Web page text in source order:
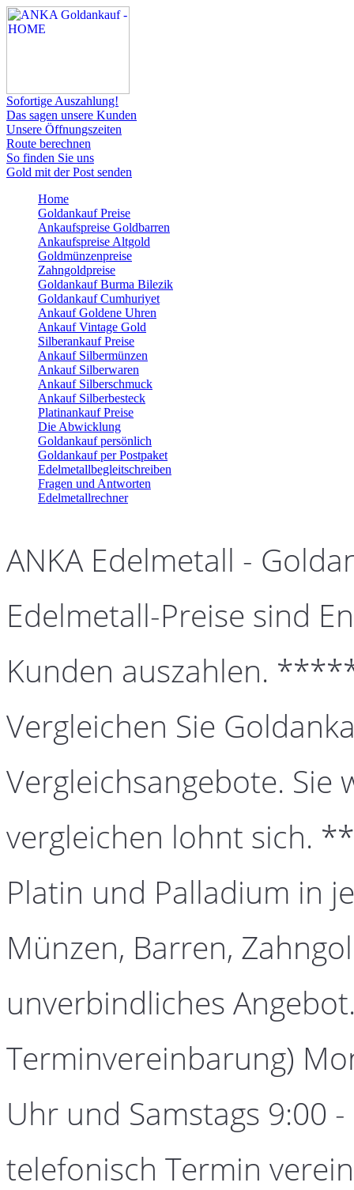
Sofortige Auszahlung!
Das sagen unsere Kunden
Unsere Öffnungszeiten
Route berechnen
So finden Sie uns
Gold mit der Post senden
Home
Goldankauf Preise
Ankaufspreise Goldbarren
Ankaufspreise Altgold
Goldmünzenpreise
Zahngoldpreise
Goldankauf Burma Bilezik
Goldankauf Cumhuriyet
Ankauf Goldene Uhren
Ankauf Vintage Gold
Silberankauf Preise
Ankauf Silbermünzen
Ankauf Silberwaren
Ankauf Silberschmuck
Ankauf Silberbesteck
Platinankauf Preise
Die Abwicklung
Goldankauf persönlich
Goldankauf per Postpaket
Edelmetallbegleitschreiben
Fragen und Antworten
Edelmetallrechner
ANKA Edelmetall -
Edelmetall-Preise sind
Kunden auszahlen.
Vergleichen Sie
Vergleichsangebote. Sie
vergleichen lohnt sich.
Platin und Palladium in
Münzen, Barren,
unverbindliches
Terminvereinbarung)
Uhr und Samstags 9:00
telefonisch Termin